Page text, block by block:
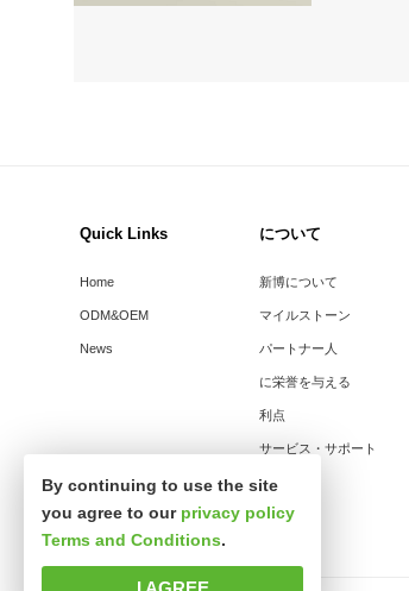
Quick Links
Home
ODM&OEM
News
について
新博について
マイルストーン
パートナー人
に栄誉を与える
利点
サービス・サポート
By continuing to use the site
you agree to our privacy policy
Terms and Conditions.